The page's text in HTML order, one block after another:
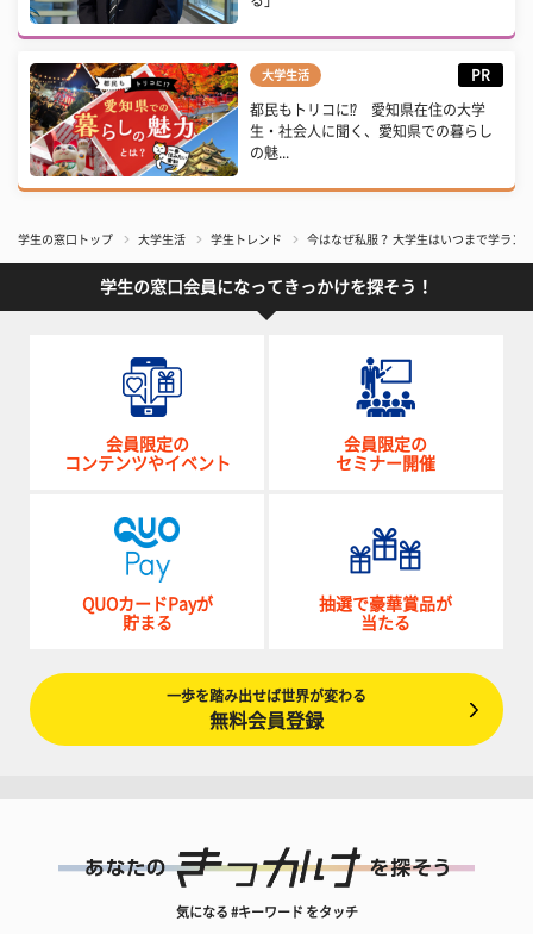
大学生活 PR
都民もトリコに⁉ 愛知県在住の大学
生・社会人に聞く、愛知県での暮らし
の魅...
学生の窓口トップ 大学生活 学生トレンド 今はなぜ私服？ 大学生はいつまで学ラン
学生の窓口会員になってきっかけを探そう！
会員限定の
コンテンツやイベント
会員限定の
セミナー開催
QUOカードPayが
貯まる
抽選で豪華賞品が
当たる
一歩を踏み出せば世界が変わる
無料会員登録
気になる #キーワード をタッチ